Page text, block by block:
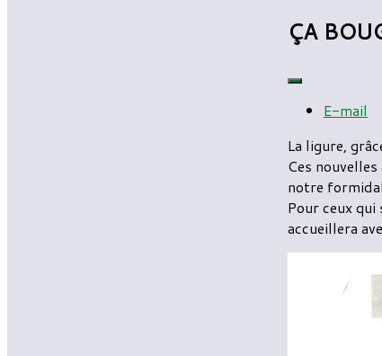
ÇA
E-mail
La ligure,
Ces
notre
Pour ceux
accueillera